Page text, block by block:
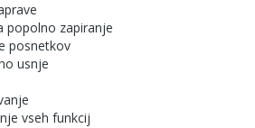
popolno zapiranje
posnetkov
usnje
vseh funkcij